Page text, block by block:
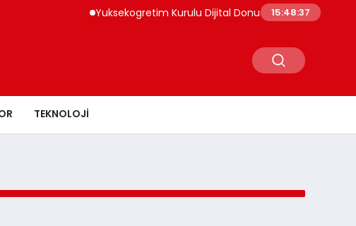
Yuksekogretim Kurulu Dijital Donusum Icin Bilisim
15:48:37
TEKNOLOJI